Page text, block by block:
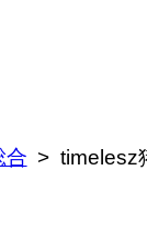
合 timelesz